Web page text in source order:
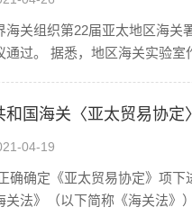
海关组织第22届亚太地区海
通过。 据悉，地区海关实验室
和国海关〈亚太贸易协
04-19
确确定《亚太贸易协定》项
关法》（以下简称《海关法》